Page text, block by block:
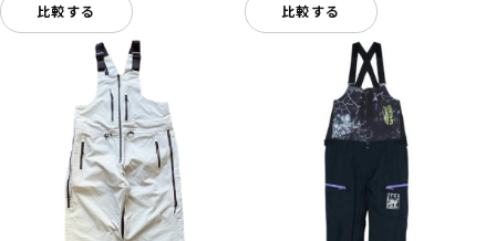
比較する 比較する